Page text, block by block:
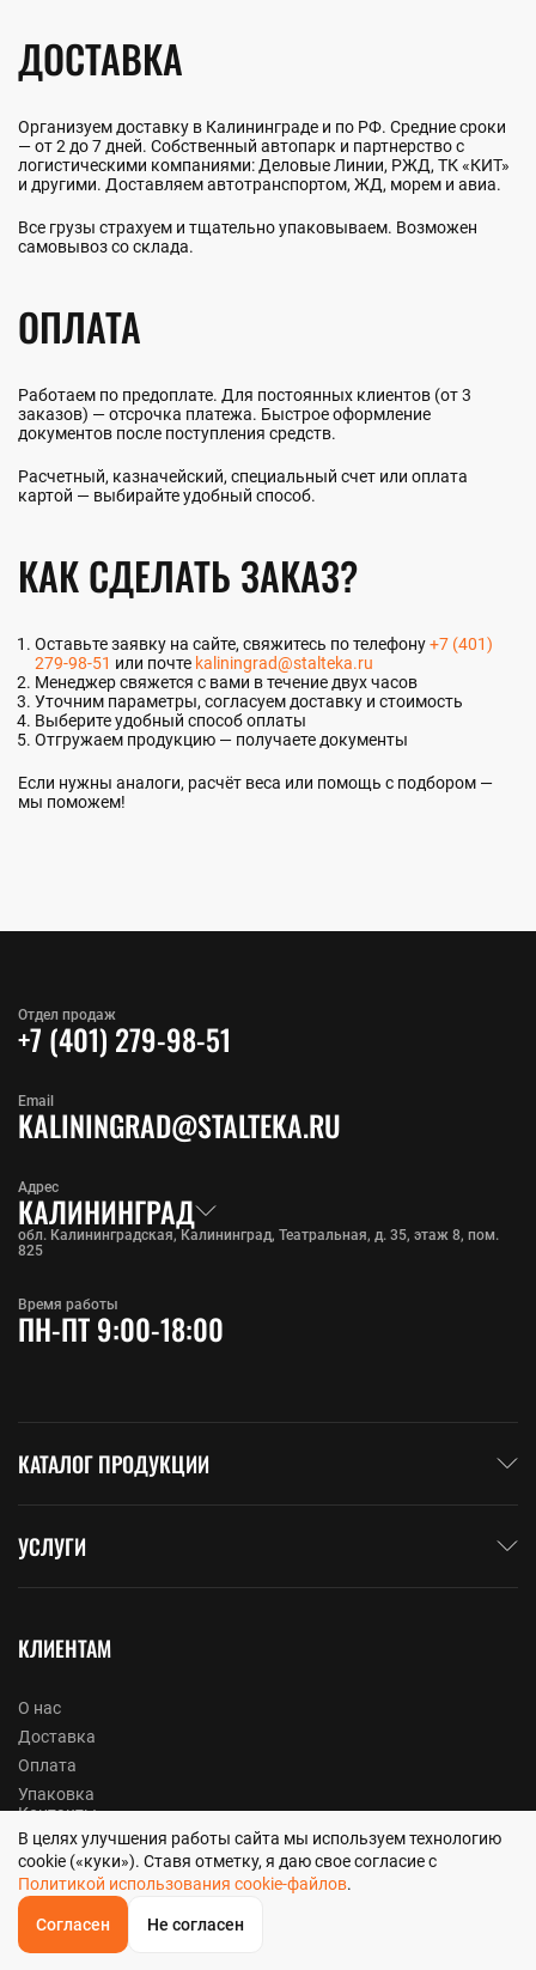
ОБРАТНЫЙЗВОНОК
ДОСТАВКА
Организуем доставку в Калининграде и по РФ. Средние сроки
— от 2 до 7 дней. Собственный автопарк и партнерство с
логистическими компаниями: Деловые Линии, РЖД, ТК «КИТ»
и другими. Доставляем автотранспортом, ЖД, морем и авиа.
Все грузы страхуем и тщательно упаковываем. Возможен
самовывоз со склада.
ОПЛАТА
Работаем по предоплате. Для постоянных клиентов (от 3
заказов) — отсрочка платежа. Быстрое оформление
документов после поступления средств.
Расчетный, казначейский, специальный счет или оплата
картой — выбирайте удобный способ.
КАК СДЕЛАТЬ ЗАКАЗ?
Оставьте заявку на сайте, свяжитесь по телефону+7 (401)
279-98-51 или почте kaliningrad@stalteka.ru
Менеджер свяжется с вами в течение двух часов
Уточним параметры, согласуем доставку и стоимость
Выберите удобный способ оплаты
Отгружаем продукцию — получаете документы
Если нужны аналоги, расчёт веса или помощь с подбором —
мы поможем!
Отдел продаж
+7 (401) 279-98-51
Адрес
КАЛИНИНГРАД
обл. Калининградская, Калининград, Театральная, д. 35, этаж 8, пом.
825
Email
KALININGRAD@STALTEKA.RU
Время работы
ПН-ПТ 9:00-18:00
КАТАЛОГ ПРОДУКЦИИ
УСЛУГИ
КЛИЕНТАМ
О нас
Доставка
Оплата
Упаковка
Контакты
Вакансии
Реквизиты
Политика конфиденциальности
Главная
В целях улучшения работы сайта мы используем технологию
cookie («куки»). Ставя отметку, я даю свое согласие с
Политикой использования cookie-файлов.
Согласен Не согласен